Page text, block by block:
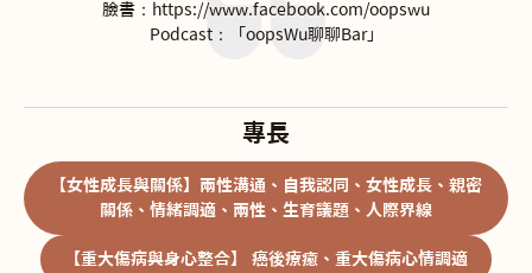
臉書：https://www.facebook.com/oopswu
Podcast：「oopsWu聊聊Bar」
專長
【女性成長與關係】兩性溝通、自我認同、女性成長、親密
關係、情緒調適、兩性、生育議題、人際界線
【重大傷病與身心整合】 癌後療癒、重大傷病心情調適